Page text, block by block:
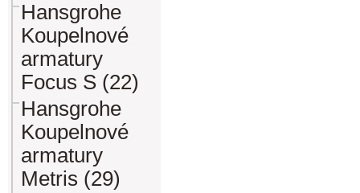
Hansgrohe
Koupelnové
armatury
Focus S (22)
Hansgrohe
Koupelnové
armatury
Metris (29)